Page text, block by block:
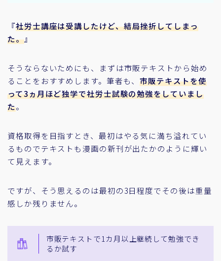
『社労士講座は受講したけど、結局挫折してしまっ
た。』
そうならないためにも、まずは市販テキストから始め
ることをおすすめします。筆者も、市販テキストを使
って3ヵ月ほど独学で社労士試験の勉強をしていまし
た。
資格取得を目指すとき、最初はやる気に満ち溢れてい
るものでテキストも漫画の新刊が出たかのように輝い
て見えます。
ですが、そう思えるのは最初の3日程度でその後は重量
感しか残りません。
市販テキストで1カ月以上継続して勉強でき
るか試す